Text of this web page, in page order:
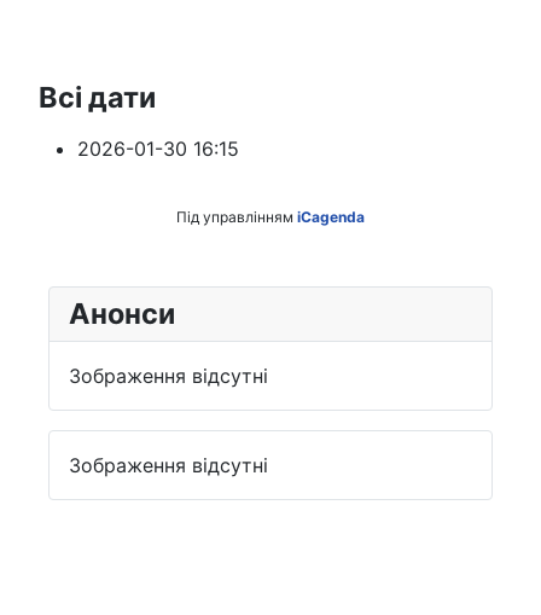
Всі дати
2026-01-30 16:15
Під управлінням iCagenda
Анонси
Зображення відсутні
Зображення відсутні